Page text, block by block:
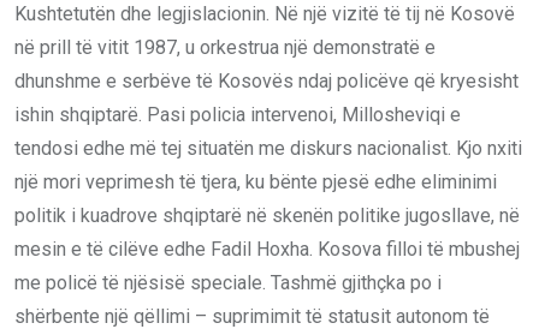
Kushtetutën dhe legjislacionin. Në një vizitë të tij në Kosovë
në prill të vitit 1987, u orkestrua një demonstratë e
dhunshme e serbëve të Kosovës ndaj policëve që kryesisht
ishin shqiptarë. Pasi policia intervenoi, Millosheviqi e
tendosi edhe më tej situatën me diskurs nacionalist. Kjo nxiti
një mori veprimesh të tjera, ku bënte pjesë edhe eliminimi
politik i kuadrove shqiptarë në skenën politike jugosllave, në
mesin e të cilëve edhe Fadil Hoxha. Kosova filloi të mbushej
me policë të njësisë speciale. Tashmë gjithçka po i
shërbente një qëllimi – suprimimit të statusit autonom të